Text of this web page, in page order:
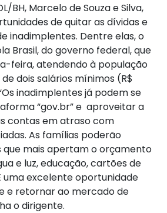
BH, Marcelo de Souza e Silva,
de quitar as dívidas e
inadimplentes. Dentre elas, o
Brasil, do governo federal, que
feira, atendendo à população
dois salários mínimos (R$
inadimplentes já podem se
“gov.br” e aproveitar a
contas em atraso com
As famílias poderão
que mais apertam o orçamento
e luz, educação, cartões de
uma excelente oportunidade
e retornar ao mercado de
o dirigente.